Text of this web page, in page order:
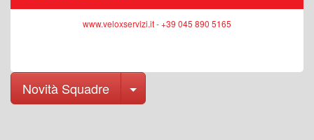
www.veloxservizi.it - +39 045 890 5165
Novità Squadre Toggle Dropdown